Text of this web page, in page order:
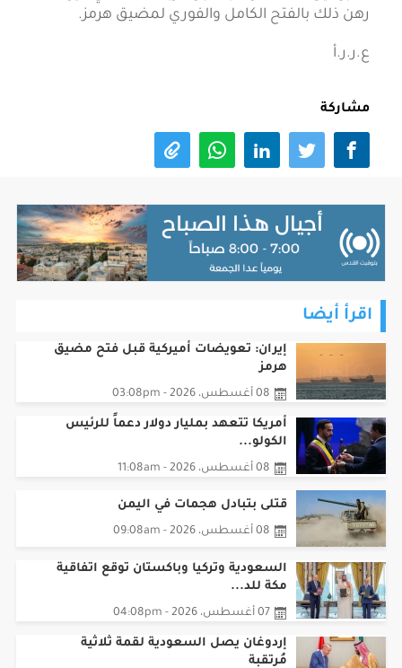
رهن ذلك بالفتح الكامل والفوري لمضيق هرمز.
ع.ر.ر.أ
مشاركة
اقرأ أيضا
إيران: تعويضات أميركية قبل فتح مضيق
هرمز
08 أغسطس، 2026 - 03:08pm
أمريكا تتعهد بمليار دولار دعماً للرئيس
الكولو...
08 أغسطس، 2026 - 11:08am
قتلى بتبادل هجمات في اليمن
08 أغسطس، 2026 - 09:08am
السعودية وتركيا وباكستان توقع اتفاقية
مكة للد...
07 أغسطس، 2026 - 04:08pm
إردوغان يصل السعودية لقمة ثلاثية
مُرتقبة